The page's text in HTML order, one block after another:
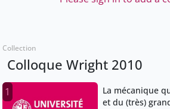
Collection
Colloque Wright 2010
1
La mécanique
et du (très)